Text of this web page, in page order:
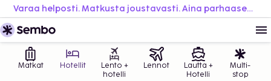
Varaa helposti. Matkusta joustavasti. Aina parhaaseen hintaan.
Matkat Hotellit
Lento +
hotelli
Lennot
Lautta +
Hotelli
Multi-
stop